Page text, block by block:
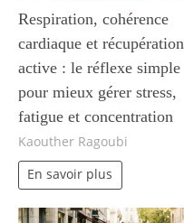
Respiration, cohérence
cardiaque et récupération
active : le réflexe simple
pour mieux gérer stress,
fatigue et concentration
Kaouther Ragoubi
En savoir plus